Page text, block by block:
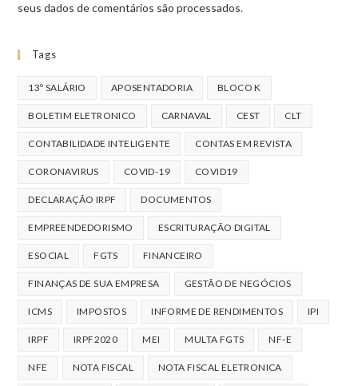
seus dados de comentários são processados.
Tags
13º SALÁRIO APOSENTADORIA BLOCO K
BOLETIM ELETRONICO CARNAVAL CEST CLT
CONTABILIDADE INTELIGENTE CONTAS EM REVISTA
CORONAVIRUS COVID-19 COVID19
DECLARAÇÃO IRPF DOCUMENTOS
EMPREENDEDORISMO ESCRITURAÇÃO DIGITAL
ESOCIAL FGTS FINANCEIRO
FINANÇAS DE SUA EMPRESA GESTÃO DE NEGÓCIOS
ICMS IMPOSTOS INFORME DE RENDIMENTOS IPI
IRPF IRPF2020 MEI MULTA FGTS NF-E
NFE NOTA FISCAL NOTA FISCAL ELETRONICA